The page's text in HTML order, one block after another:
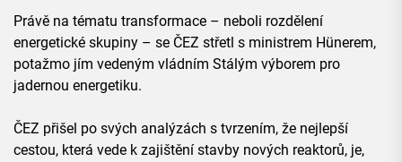
Právě na tématu transformace – neboli rozdělení
energetické skupiny – se ČEZ střetl s ministrem Hünerem,
potažmo jím vedeným vládním Stálým výborem pro
jadernou energetiku.
ČEZ přišel po svých analýzách s tvrzením, že nejlepší
cestou, která vede k zajištění stavby nových reaktorů, je,